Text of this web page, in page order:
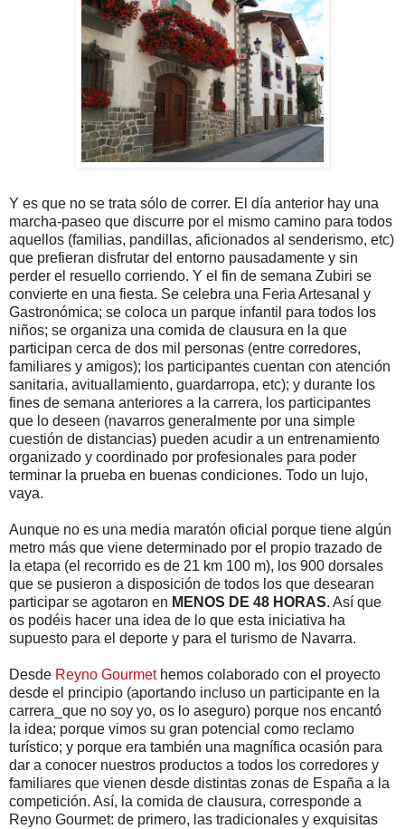
Y es que no se trata sólo de correr. El día anterior hay una
marcha-paseo que discurre por el mismo camino para todos
aquellos (familias, pandillas, aficionados al senderismo, etc)
que prefieran disfrutar del entorno pausadamente y sin
perder el resuello corriendo. Y el fin de semana Zubiri se
convierte en una fiesta. Se celebra una Feria Artesanal y
Gastronómica; se coloca un parque infantil para todos los
niños; se organiza una comida de clausura en la que
participan cerca de dos mil personas (entre corredores,
familiares y amigos); los participantes cuentan con atención
sanitaria, avituallamiento, guardarropa, etc); y durante los
fines de semana anteriores a la carrera, los participantes
que lo deseen (navarros generalmente por una simple
cuestión de distancias) pueden acudir a un entrenamiento
organizado y coordinado por profesionales para poder
terminar la prueba en buenas condiciones. Todo un lujo,
vaya.
Aunque no es una media maratón oficial porque tiene algún
metro más que viene determinado por el propio trazado de
la etapa (el recorrido es de 21 km 100 m), los 900 dorsales
que se pusieron a disposición de todos los que desearan
participar se agotaron en MENOS DE 48 HORAS. Así que
os podéis hacer una idea de lo que esta iniciativa ha
supuesto para el deporte y para el turismo de Navarra.
Desde Reyno Gourmethemos colaborado con el proyecto
desde el principio (aportando incluso un participante en la
carrera_que no soy yo, os lo aseguro) porque nos encantó
la idea; porque vimos su gran potencial como reclamo
turístico; y porque era también una magnífica ocasión para
dar a conocer nuestros productos a todos los corredores y
familiares que vienen desde distintas zonas de España a la
competición. Así, la comida de clausura, corresponde a
Reyno Gourmet: de primero, las tradicionales y exquisitas